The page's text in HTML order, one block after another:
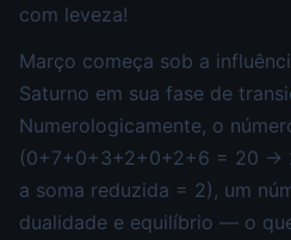
com leveza!
Março começa sob a
Saturno em sua fase de
Numerologicamente, o
(0+7+0+3+2+0+2+6 = 20 →
a soma reduzida = 2), um
dualidade e equilíbrio — o